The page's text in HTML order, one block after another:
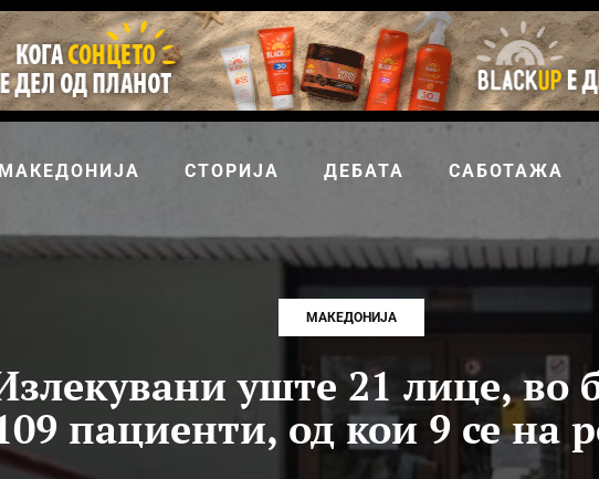
МАКЕДОНИЈА СТОРИЈА ДЕБАТА САБОТАЖА
МАКЕДОНИЈА
уште 21 лице, во
пациенти, од кои 9 се на